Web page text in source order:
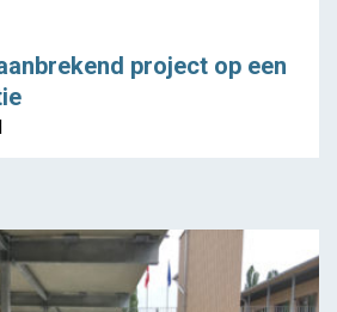
project op een